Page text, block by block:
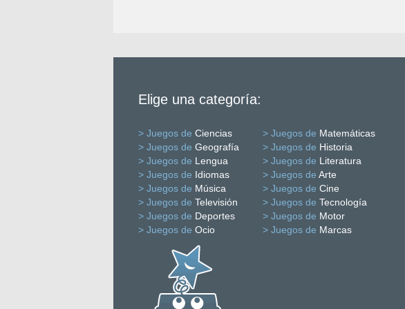
Elige una categoría:
> Juegos de Ciencias > Juegos de Matemáticas
> Juegos de Geografía > Juegos de Historia
> Juegos de Lengua > Juegos de Literatura
> Juegos de Idiomas > Juegos de Arte
> Juegos de Música > Juegos de Cine
> Juegos de Televisión > Juegos de Tecnología
> Juegos de Deportes > Juegos de Motor
> Juegos de Ocio > Juegos de Marcas